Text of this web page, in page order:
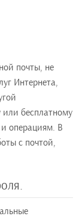
почты, не
Интернета,
бесплатному
и операциям. В
с почтой,